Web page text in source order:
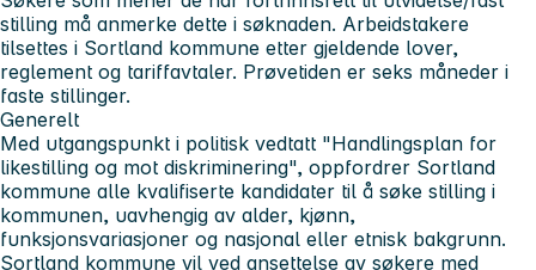
stilling må anmerke dette i søknaden. Arbeidstakere
tilsettes i Sortland kommune etter gjeldende lover,
reglement og tariffavtaler. Prøvetiden er seks måneder i
faste stillinger.
Generelt
Med utgangspunkt i politisk vedtatt "Handlingsplan for
likestilling og mot diskriminering", oppfordrer Sortland
kommune alle kvalifiserte kandidater til å søke stilling i
kommunen, uavhengig av alder, kjønn,
funksjonsvariasjoner og nasjonal eller etnisk bakgrunn.
Sortland kommune vil ved ansettelse av søkere med